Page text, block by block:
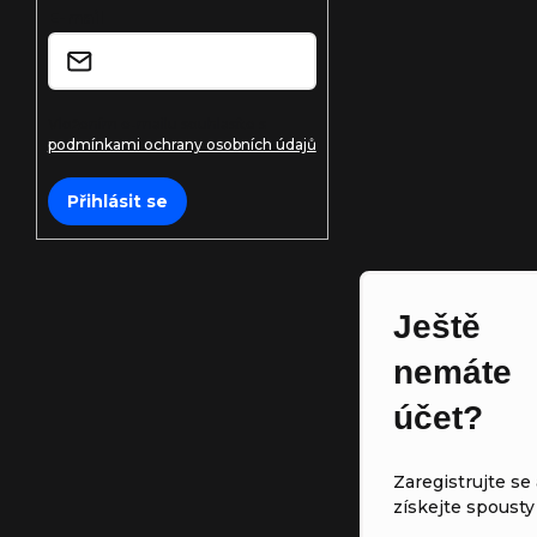
podmínkami ochrany osobních údajů
Přihlásit se
Ještě
nemáte
účet?
Zaregistrujte se
získejte spousty